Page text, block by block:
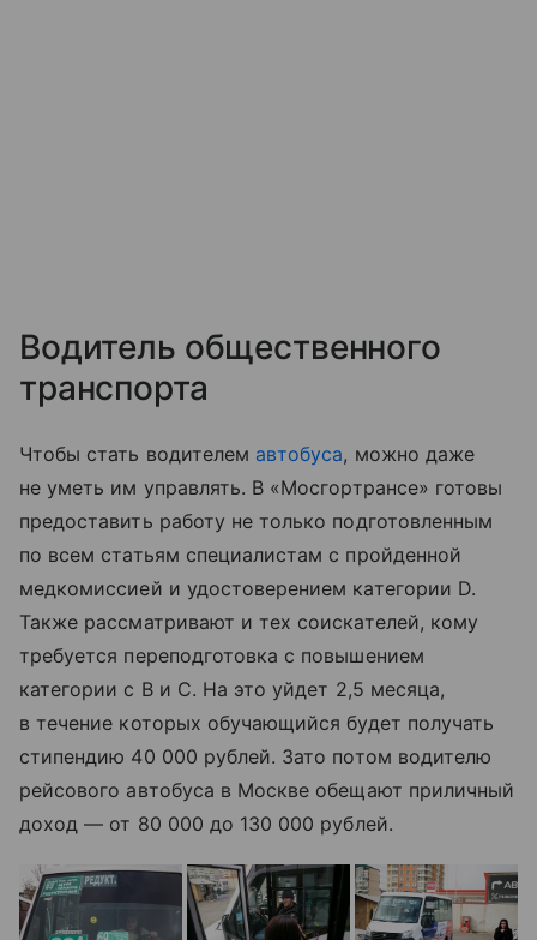
Водитель общественного
транспорта
Чтобы стать водителем автобуса, можно даже
не уметь им управлять. В «Мосгортрансе» готовы
предоставить работу не только подготовленным
по всем статьям специалистам с пройденной
медкомиссией и удостоверением категории D.
Также рассматривают и тех соискателей, кому
требуется переподготовка с повышением
категории с B и C. На это уйдет 2,5 месяца,
в течение которых обучающийся будет получать
стипендию 40 000 рублей. Зато потом водителю
рейсового автобуса в Москве обещают приличный
доход — от 80 000 до 130 000 рублей.